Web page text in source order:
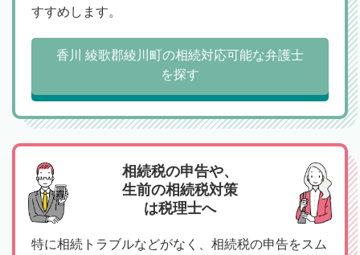
すすめします。
香川 綾歌郡綾川町の相続対応可能な弁護士
を探す
相続税の申告や、
生前の相続税対策
は税理士へ
特に相続トラブルなどがなく、相続税の申告をスム